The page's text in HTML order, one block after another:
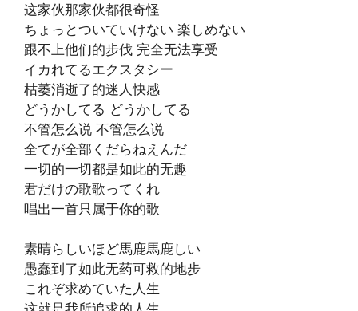
这家伙那家伙都很奇怪
ちょっとついていけない 楽しめない
跟不上他们的步伐 完全无法享受
イカれてるエクスタシー
枯萎消逝了的迷人快感
どうかしてる どうかしてる
不管怎么说 不管怎么说
全てが全部くだらねえんだ
一切的一切都是如此的无趣
君だけの歌歌ってくれ
唱出一首只属于你的歌
素晴らしいほど馬鹿馬鹿しい
愚蠢到了如此无药可救的地步
これぞ求めていた人生